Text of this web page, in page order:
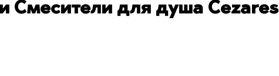
Смесители для душа Cezares